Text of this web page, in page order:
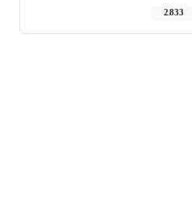
2,833